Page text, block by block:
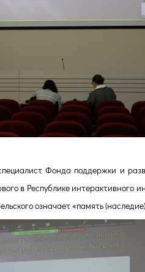
Фонда поддержки и
в Республике интерактивного
означает «память